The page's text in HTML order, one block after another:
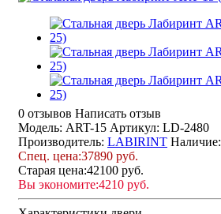
0 отзывов Написать отзыв
Модель: ART-15 Артикул: LD-2480
Производитель: LABIRINT Наличие:
Спец. цена:37890 руб.
Старая цена:42100 руб.
Вы экономите:4210 руб.